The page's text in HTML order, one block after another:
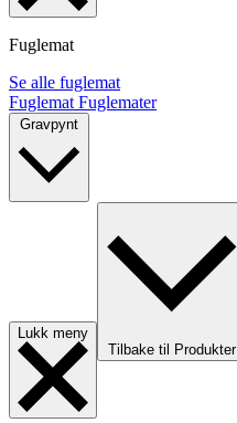
Fuglemat
Se alle fuglemat
Fuglemat Fuglemater
Lukk meny
Tilbake til Produkter